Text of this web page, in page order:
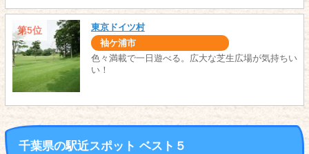
第5位 東京ドイツ村
袖ケ浦市
色々満載で一日遊べる。広大な芝生広場が気持ちい
い！
千葉県の駅近スポット ベスト５